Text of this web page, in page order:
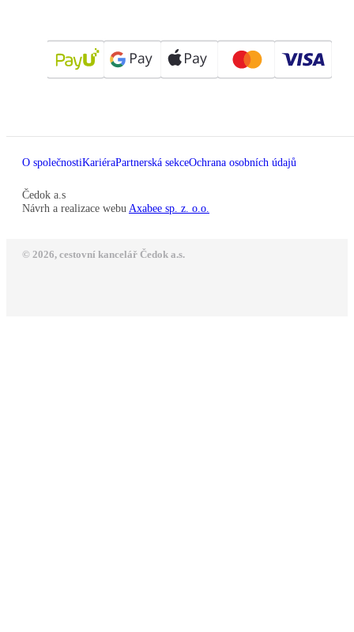
O společnostiKariéraPartnerská sekceOchrana osobních údajů
Čedok a.s
Návrh a realizace webu Axabee sp. z. o.o.
© 2026, cestovní kancelář Čedok a.s.